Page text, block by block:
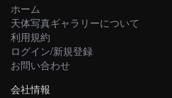
ホーム
天体写真ギャラリーについて
利用規約
ログイン/新規登録
お問い合わせ
会社情報